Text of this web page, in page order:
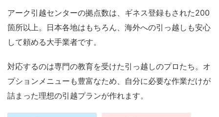
アーク引越センターの拠点数は、ギネス登録もされた200
箇所以上。日本各地はもちろん、海外への引っ越しも安心
して頼める大手業者です。
対応するのは専門の教育を受けた引っ越しのプロたち。オ
プションメニューも豊富なため、自分に必要な作業だけが
詰まった理想の引越プランが作れます。